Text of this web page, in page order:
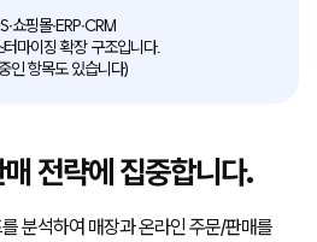
쇼핑몰∙ERP∙CRM
터마이징 확장 구조입니다.
인 항목도 있습니다)
전략에 집중합니다.
분석하여 매장과 온라인 주문/판매를